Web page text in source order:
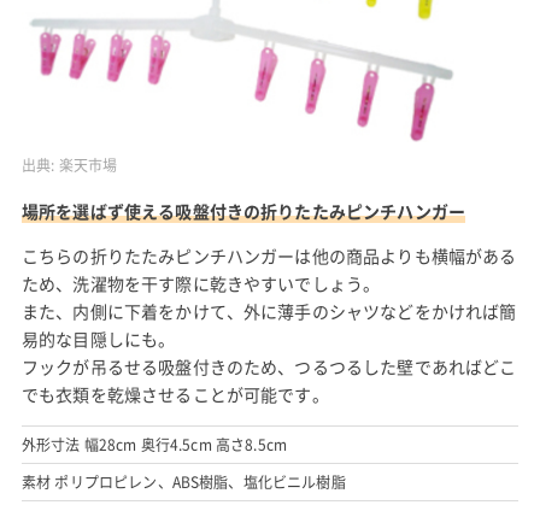
出典: 楽天市場
場所を選ばず使える吸盤付きの折りたたみピンチハンガー
こちらの折りたたみピンチハンガーは他の商品よりも横幅がある
ため、洗濯物を干す際に乾きやすいでしょう。
また、内側に下着をかけて、外に薄手のシャツなどをかければ簡
易的な目隠しにも。
フックが吊るせる吸盤付きのため、つるつるした壁であればどこ
でも衣類を乾燥させることが可能です。
外形寸法 幅28cm 奥行4.5cm 高さ8.5cm
素材 ポリプロピレン、ABS樹脂、塩化ビニル樹脂